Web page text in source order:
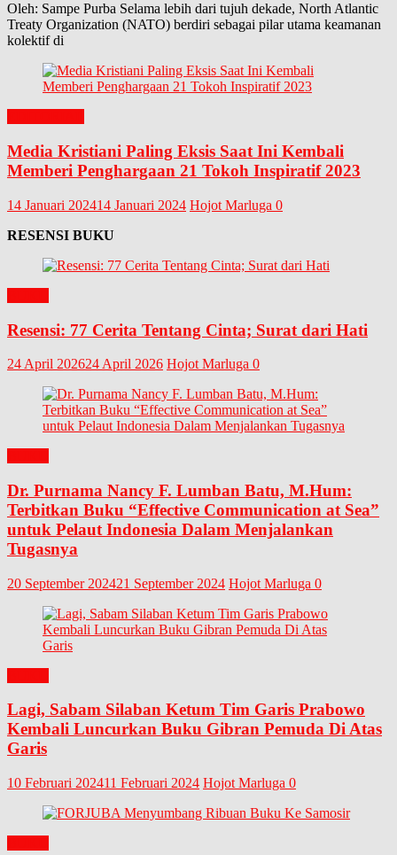
Oleh: Sampe Purba Selama lebih dari tujuh dekade, North Atlantic
Treaty Organization (NATO) berdiri sebagai pilar utama keamanan
kolektif di
Media Kristiani Paling Eksis Saat Ini Kembali
Memberi Penghargaan 21 Tokoh Inspiratif 2023
14 Januari 202414 Januari 2024 Hojot Marluga 0
RESENSI BUKU
Resensi: 77 Cerita Tentang Cinta; Surat dari Hati
24 April 202624 April 2026 Hojot Marluga 0
Dr. Purnama Nancy F. Lumban Batu, M.Hum:
Terbitkan Buku “Effective Communication at Sea”
untuk Pelaut Indonesia Dalam Menjalankan
Tugasnya
20 September 202421 September 2024 Hojot Marluga 0
Lagi, Sabam Silaban Ketum Tim Garis Prabowo
Kembali Luncurkan Buku Gibran Pemuda Di Atas
Garis
10 Februari 202411 Februari 2024 Hojot Marluga 0